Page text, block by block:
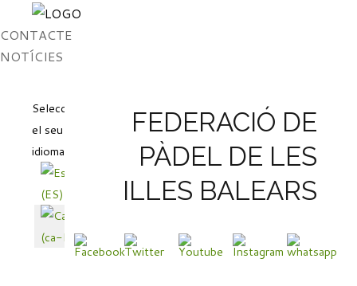
CONTACTE
NOTÍCIES
INSCRIPCIONS A TORNEJOS
CIRCUIT CONECTABALEAR FPIB
LA LLIGA FPIB MALLORCA
LA LLIGA FPIB IBIZA
LLIGA FEVER TREE MENORCA
SA LLIGUETA HEAD
Seleccioni
el seu
idioma
FEDERACIÓ DE
PÀDEL DE LES
ILLES BALEARS